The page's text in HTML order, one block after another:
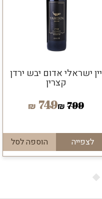
יין ישראלי אדום יבש ירדן
קצרין
799
₪
749
₪
לצפייה הוספה לסל